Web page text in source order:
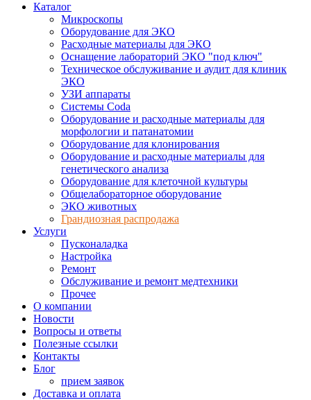
Каталог
Микроскопы
Оборудование для ЭКО
Расходные материалы для ЭКО
Оснащение лабораторий ЭКО "под ключ"
Техническое обслуживание и аудит для клиник
ЭКО
УЗИ аппараты
Системы Coda
Оборудование и расходные материалы для
морфологии и патанатомии
Оборудование для клонирования
Оборудование и расходные материалы для
генетического анализа
Оборудование для клеточной культуры
Общелабораторное оборудование
ЭКО животных
Грандиозная распродажа
Услуги
Пусконаладка
Настройка
Ремонт
Обслуживание и ремонт медтехники
Прочее
О компании
Новости
Вопросы и ответы
Полезные ссылки
Контакты
Блог
прием заявок
Доставка и оплата